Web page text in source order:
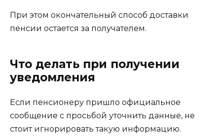
При этом окончательный способ доставки
пенсии остается за получателем.
Что делать при получении
уведомления
Если пенсионеру пришло официальное
сообщение с просьбой уточнить данные, не
стоит игнорировать такую информацию.